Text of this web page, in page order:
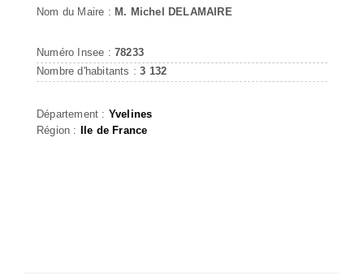
Nom du Maire : M. Michel DELAMAIRE
Numéro Insee : 78233
Nombre d'habitants :3 132
Département : Yvelines
Région : Ile de France